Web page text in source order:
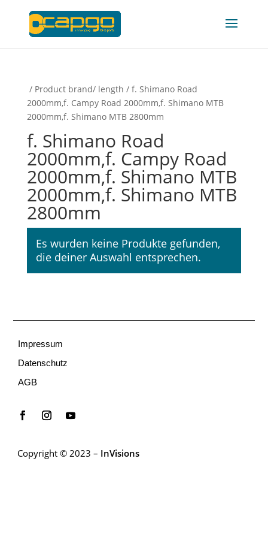
/ Product brand/ length / f. Shimano Road
2000mm,f. Campy Road 2000mm,f. Shimano MTB
2000mm,f. Shimano MTB 2800mm
f. Shimano Road
2000mm,f. Campy Road
2000mm,f. Shimano MTB
2000mm,f. Shimano MTB
2800mm
Es wurden keine Produkte gefunden,
die deiner Auswahl entsprechen.
Impressum
Datenschutz
AGB
Copyright © 2023 – InVisions